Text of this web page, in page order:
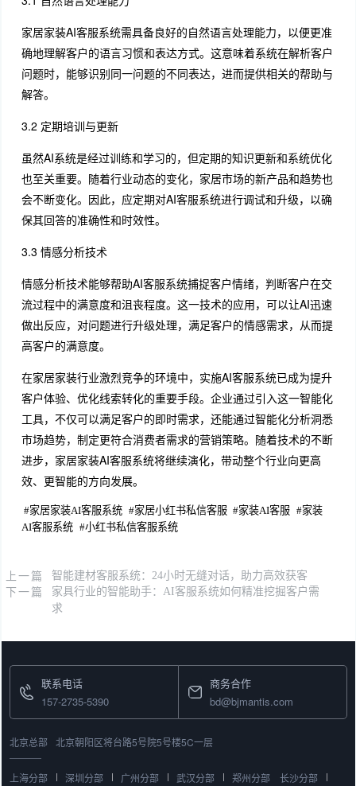
家居家装AI客服系统需具备良好的自然语言处理能力，以便更准
确地理解客户的语言习惯和表达方式。这意味着系统在解析客户
问题时，能够识别同一问题的不同表达，进而提供相关的帮助与
解答。
3.2 定期培训与更新
虽然AI系统是经过训练和学习的，但定期的知识更新和系统优化
也至关重要。随着行业动态的变化，家居市场的新产品和趋势也
会不断变化。因此，应定期对AI客服系统进行调试和升级，以确
保其回答的准确性和时效性。
3.3 情感分析技术
情感分析技术能够帮助AI客服系统捕捉客户情绪，判断客户在交
流过程中的满意度和沮丧程度。这一技术的应用，可以让AI迅速
做出反应，对问题进行升级处理，满足客户的情感需求，从而提
高客户的满意度。
在家居家装行业激烈竞争的环境中，实施AI客服系统已成为提升
客户体验、优化线索转化的重要手段。企业通过引入这一智能化
工具，不仅可以满足客户的即时需求，还能通过智能化分析洞悉
市场趋势，制定更符合消费者需求的营销策略。随着技术的不断
进步，家居家装AI客服系统将继续演化，带动整个行业向更高
效、更智能的方向发展。
#家居家装AI客服系统 #家居小红书私信客服 #家装AI客服 #家装
AI客服系统 #小红书私信客服系统
上一篇 智能建材客服系统：24小时无缝对话，助力高效获客
下一篇
家具行业的智能助手：AI客服系统如何精准挖掘客户需
求
联系电话
157-2735-5390
商务合作
bd@bjmantis.com
北京总部 北京朝阳区将台路5号院5号楼5C一层
上海分部 深圳分部 广州分部 武汉分部 郑州分部 长沙分部